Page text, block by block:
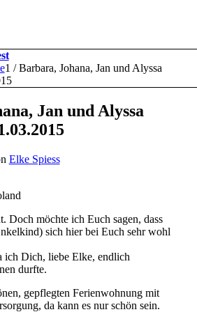
1 / Barbara, Johana, Jan und Alyssa
Jan und Alyssa
Elke Spiess
Doch möchte ich Euch sagen, dass
sich hier bei Euch sehr wohl
ich Dich, liebe Elke, endlich
durfte.
gepflegten Ferienwohnung mit
da kann es nur schön sein.